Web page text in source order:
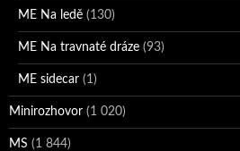
ME Na ledě (130)
ME Na travnaté dráze (93)
ME sidecar (1)
Minirozhovor (1 020)
MS (1 844)